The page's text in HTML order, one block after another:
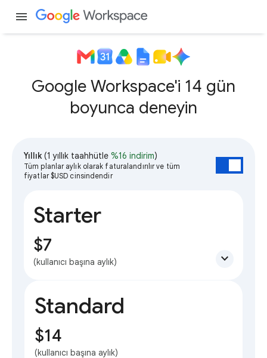
menu
Google Workspace'i 14 gün
boyunca deneyin
Yıllık (1 yıllık taahhütle %16 indirim)
Tüm planlar aylık olarak faturalandırılır ve tüm
fiyatlar $USD cinsindendir
Starter
$7
(kullanıcı başına aylık) expand_more
Standard
$14
(kullanıcı başına aylık)